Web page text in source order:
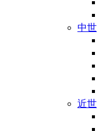
中世
近世